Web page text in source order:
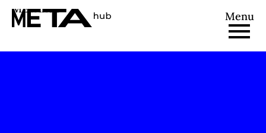
METAhub
Menu